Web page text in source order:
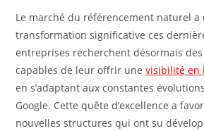
Le marché du référencement naturel a
transformation significative ces
entreprises recherchent désormais
capables de leur offrir unevisibilité en
en s’adaptant aux constantes
Google. Cette quête d’excellence a
nouvelles structures qui ont su